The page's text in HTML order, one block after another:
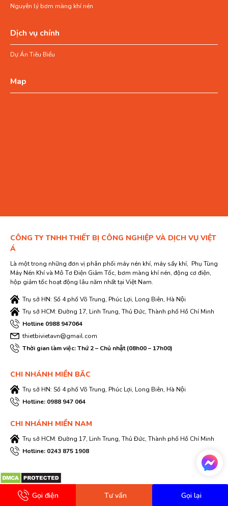
Nguyên lý bơm màng khí nén
Dịch vụ chính
Dự Án Tiêu Biểu
Map
CÔNG TY TNHH THIẾT BỊ CÔNG NGHIỆP VÀ DỊCH VỤ VIỆT
Á
Là một trong những đơn vị phân phối máy nén khí, máy sấy khí, Phụ Tùng
Máy Nén Khí và Mô Tơ Điện Giảm Tốc, bơm màng khí nén, động cơ điện,
hộp giảm tốc hoạt động lâu năm nhất tại Việt Nam.
Trụ sở HN: Số 4 phố Võ Trung, Phúc Lợi, Long Biên, Hà Nội
Trụ sở HCM: Đường 17, Linh Trung, Thủ Đức, Thành phố Hồ Chí Minh
Hotline 0988 947064
thietbivietavn@gmail.com
Thời gian làm việc: Thứ 2 – Chủ nhật (08h00 – 17h00)
CHI NHÁNH MIỀN BĂC
Trụ sở HN: Số 4 phố Võ Trung, Phúc Lợi, Long Biên, Hà Nội
Hotline: 0988 947 064
CHI NHÁNH MIỀN NAM
Trụ sở HCM: Đường 17, Linh Trung, Thủ Đức, Thành phố Hồ Chí Minh
Hotline: 0243 875 1908
Gọi điện Tư vấn Gọi lại